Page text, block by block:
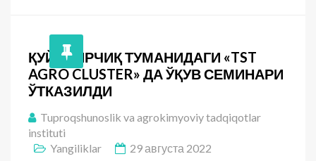
ҚУЙИЧИРЧИҚ ТУМАНИДАГИ «TST
AGRO CLUSTER» ДА ЎҚУВ СЕМИНАРИ
ЎТКАЗИЛДИ
Tuproqshunoslik va agrokimyoviy tadqiqotlar
instituti
Yangiliklar
29 августа 2022